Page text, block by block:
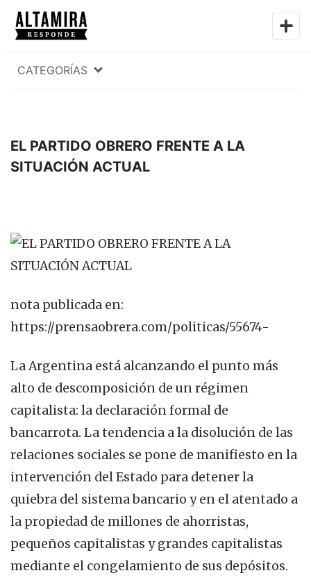
CATEGORÍAS
EL PARTIDO OBRERO FRENTE A LA
SITUACIÓN ACTUAL
nota publicada en:
https://prensaobrera.com/politicas/55674-
La Argentina está alcanzando el punto más
alto de descomposición de un régimen
capitalista: la declaración formal de
bancarrota. La tendencia a la disolución de las
relaciones sociales se pone de manifiesto en la
intervención del Estado para detener la
quiebra del sistema bancario y en el atentado a
la propiedad de millones de ahorristas,
pequeños capitalistas y grandes capitalistas
mediante el congelamiento de sus depósitos.